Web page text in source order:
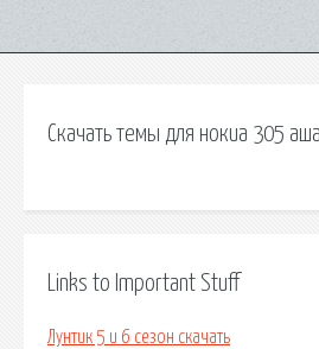
Скачать темы для нокиа 305 аша
Links to Important Stuff
Лунтик 5 и 6 сезон скачать